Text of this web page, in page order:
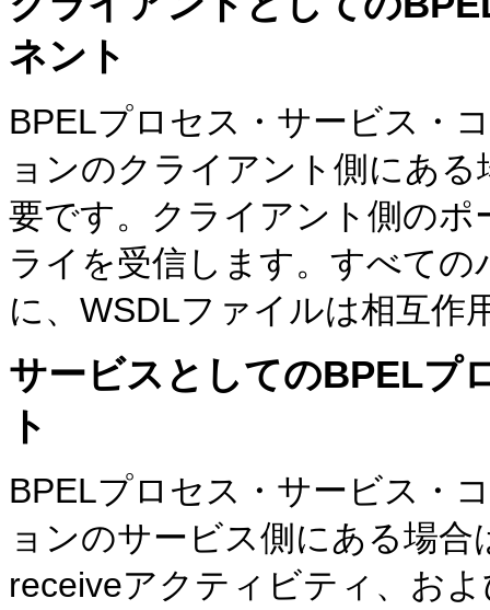
ネント
BPELプロセス・サービス・
ョンのクライアント側にあ
要です。クライアント側の
ライを受信します。すべて
に、WSDLファイルは相互作
サービスとしてのBPELプ
ト
BPELプロセス・サービス・
ョンのサービス側にある場
receiveアクティビティ、お